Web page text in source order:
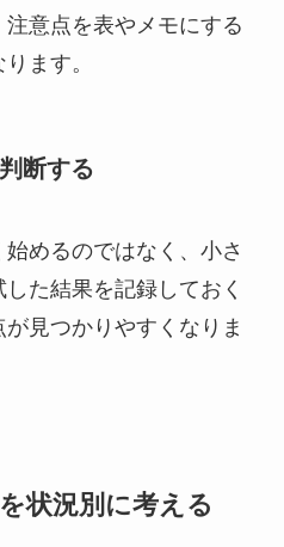
意点を表やメモにする
ます。
断する
めるのではなく、小さ
た結果を記録しておく
見つかりやすくなりま
状況別に考える